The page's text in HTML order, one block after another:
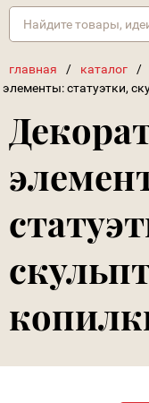
главная / каталог /
элементы: статуэтки,